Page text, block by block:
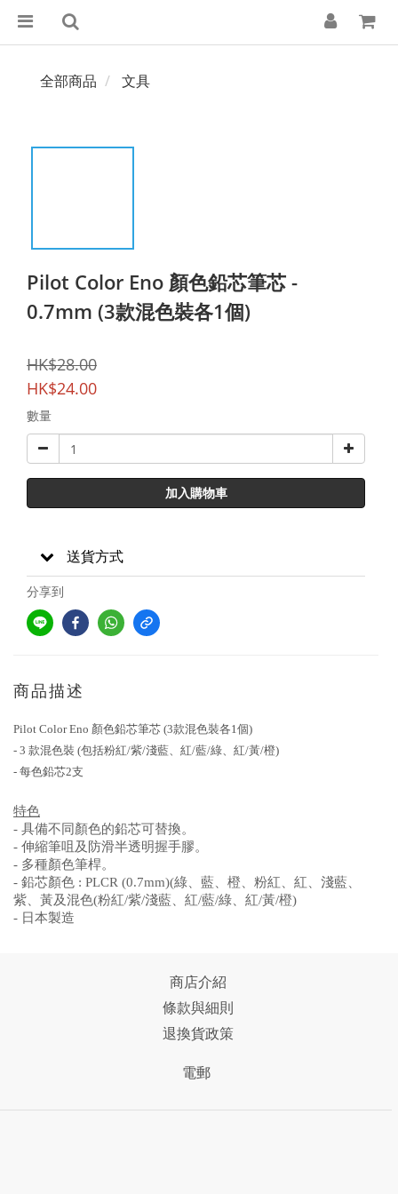
全部商品 文具
Pilot Color Eno 顏色鉛芯筆芯 -
0.7mm (3款混色裝各1個)
HK$28.00
HK$24.00
數量
加入購物車
送貨方式
分享到
商品描述
Pilot Color Eno 顏色鉛芯筆芯 (3款混色裝各1個)
- 3 款混色裝 (包括粉紅/紫/淺藍、紅/藍/綠、紅/黃/橙)
- 每色鉛芯2支
特色
- 具備不同顏色的鉛芯可替換。
- 伸縮筆咀及防滑半透明握手膠。
- 多種顏色筆桿。
- 鉛芯顏色 : PLCR (0.7mm)(綠、藍、橙、粉紅、紅、淺藍、
紫、黃及混色(粉紅/紫/淺藍、紅/藍/綠、紅/黃/橙)
- 日本製造
商店介紹
條款與細則
退換貨政策
電郵